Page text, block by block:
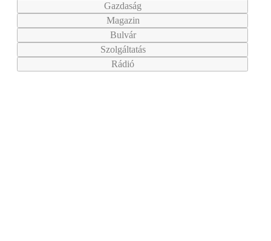
Gazdaság
Magazin
Bulvár
Szolgáltatás
Rádió